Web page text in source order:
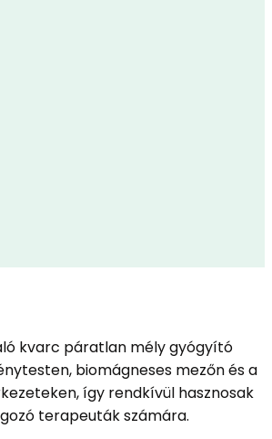
kvarc páratlan mély gyógyító
biomágneses mezőn és a
így rendkívül hasznosak
terapeuták számára.